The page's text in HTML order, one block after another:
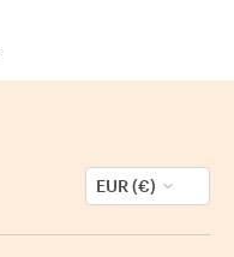
EUR (€)